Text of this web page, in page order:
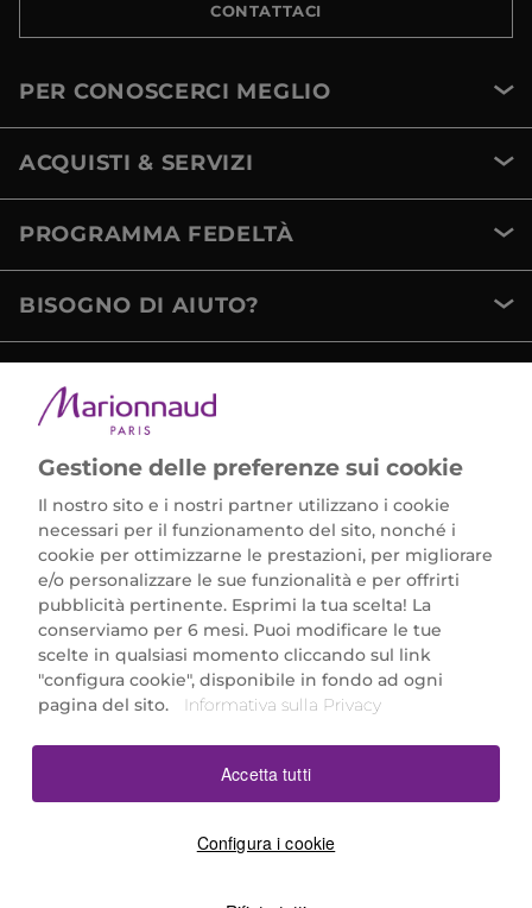
CONTATTACI
PER CONOSCERCI MEGLIO
ACQUISTI & SERVIZI
PROGRAMMA FEDELTÀ
BISOGNO DI AIUTO?
Marionnaud Parfumeries Italia S.r.l.
Largo Fiera Milano 5, 20017 Rho (MI)
REA Milano 1650024 con P.IVA 13425220152.
SCARICA LA NOSTRA APP
Gestione delle preferenze sui cookie
Il nostro sito e i nostri partner utilizzano i cookie
necessari per il funzionamento del sito, nonché i
cookie per ottimizzarne le prestazioni, per migliorare
e/o personalizzare le sue funzionalità e per offrirti
pubblicità pertinente. Esprimi la tua scelta! La
conserviamo per 6 mesi. Puoi modificare le tue
scelte in qualsiasi momento cliccando sul link
"configura cookie", disponibile in fondo ad ogni
pagina del sito.
Informativa sulla Privacy
Configura i cookie
Accetta tutti